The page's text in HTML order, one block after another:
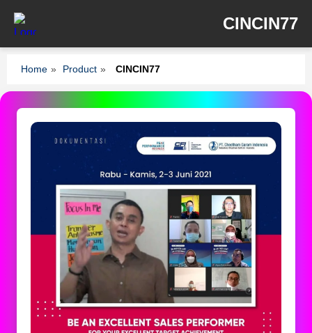
CINCIN77
Home » Product » CINCIN77